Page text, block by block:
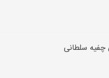
چفیه سلطانی